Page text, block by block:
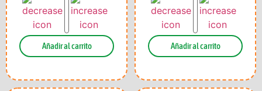
Añadir al carrito Añadir al carrito